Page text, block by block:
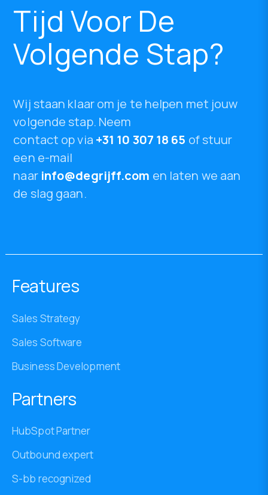
Tijd Voor De
Volgende Stap?
Wij staan klaar om je te helpen met jouw
volgende stap. Neem
contact op via +31 10 307 18 65 of stuur
een e-mail
naar info@degrijff.com en laten we aan
de slag gaan.
Features
Sales Strategy
Sales Software
Business Development
Partners
HubSpot Partner
Outbound expert
S-bb recognized